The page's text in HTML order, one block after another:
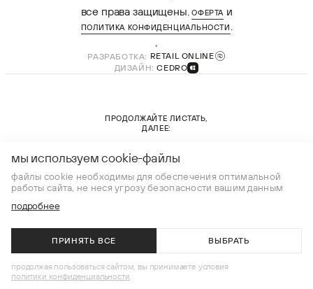
В КОРЗИНУ
все права защищены.ОФЕРТА и
ПОЛИТИКА КОНФИДЕНЦИАЛЬНОСТИ
РАЗРАБОТКА: RETAIL ONLINE
ДИЗАЙН:CEDRO
ПРОДОЛЖАЙТЕ ЛИСТАТЬ,
ДАЛЕЕ:
новая коллекция
мы используем cookie-файлы
файлы cookie необходимы для обеспечения оптимальной
работы сайта, не неся угрозу безопасности вашим данным
подробнее
ПРИНЯТЬ ВСЕ ВЫБРАТЬ
продолжая пользоваться сайтом, вы принимаете условия
политики конфиденциальности